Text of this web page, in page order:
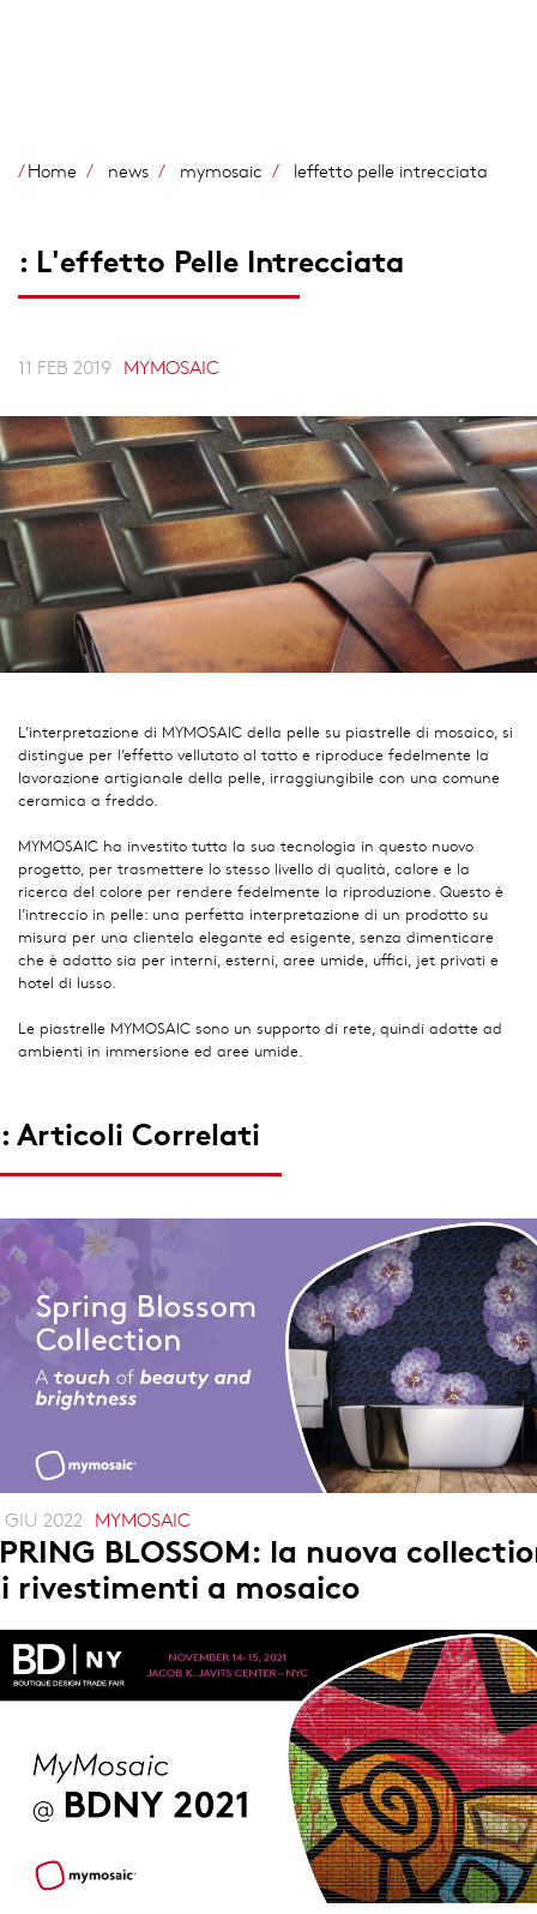
Home news mymosaic leffetto pelle intrecciata
: L'effetto Pelle Intrecciata
11 FEB 2019 MYMOSAIC
L’interpretazione di MYMOSAIC della pelle su piastrelle di mosaico, si
distingue per l’effetto vellutato al tatto e riproduce fedelmente la
lavorazione artigianale della pelle, irraggiungibile con una comune
ceramica a freddo.
MYMOSAIC ha investito tutta la sua tecnologia in questo nuovo
progetto, per trasmettere lo stesso livello di qualità, calore e la
ricerca del colore per rendere fedelmente la riproduzione. Questo è
l’intreccio in pelle: una perfetta interpretazione di un prodotto su
misura per una clientela elegante ed esigente, senza dimenticare
che è adatto sia per interni, esterni, aree umide, uffici, jet privati e
hotel di lusso.
Le piastrelle MYMOSAIC sono un supporto di rete, quindi adatte ad
ambienti in immersione ed aree umide.
: Articoli Correlati
GIU 2022 MYMOSAIC
BLOSSOM: la nuova
rivestimenti a mosaico